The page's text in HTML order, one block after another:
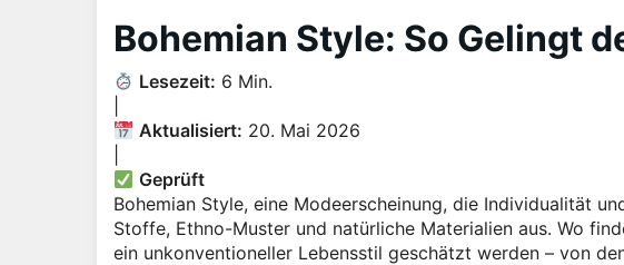
Bohemian Style: So Gelingt
Lesezeit: 6 Min.
Aktualisiert: 20. Mai 2026
Geprüft
Bohemian Style, eine Modeerscheinung, die Individualität
Stoffe, Ethno-Muster und natürliche Materialien aus. Wo
ein unkonventioneller Lebensstil geschätzt werden – von